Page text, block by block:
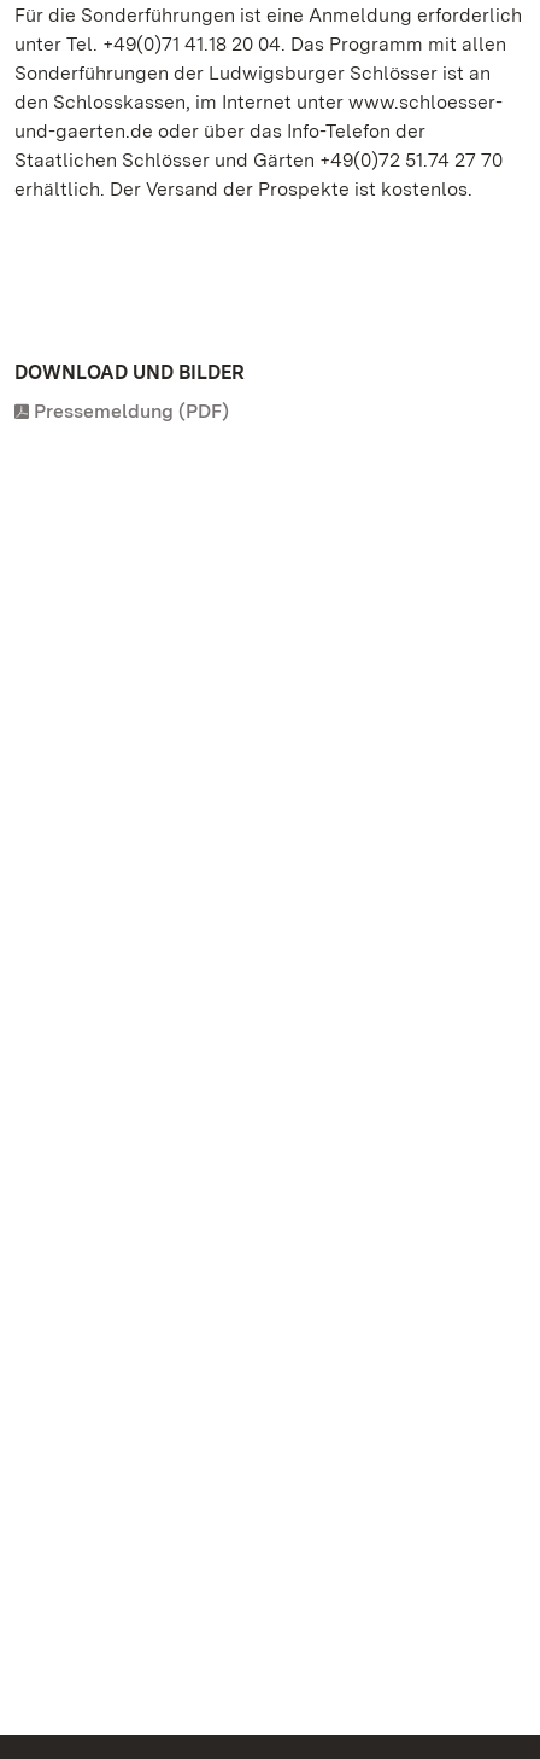
Für die Sonderführungen ist eine Anmeldung erforderlich
unter Tel. +49(0)71 41.18 20 04. Das Programm mit allen
Sonderführungen der Ludwigsburger Schlösser ist an
den Schlosskassen, im Internet unter www.schloesser-
und-gaerten.de oder über das Info-Telefon der
Staatlichen Schlösser und Gärten +49(0)72 51.74 27 70
erhältlich. Der Versand der Prospekte ist kostenlos.
DOWNLOAD UND BILDER
Pressemeldung (PDF)